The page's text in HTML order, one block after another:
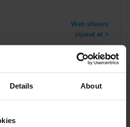
Details About
Web sitesini
ziyaret et